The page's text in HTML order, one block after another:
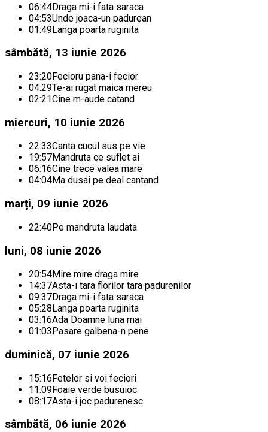
06:44Draga mi-i fata saraca
04:53Unde joaca-un padurean
01:49Langa poarta ruginita
sâmbătă, 13 iunie 2026
23:20Fecioru pana-i fecior
04:29Te-ai rugat maica mereu
02:21Cine m-aude catand
miercuri, 10 iunie 2026
22:33Canta cucul sus pe vie
19:57Mandruta ce suflet ai
06:16Cine trece valea mare
04:04Ma dusai pe deal cantand
marți, 09 iunie 2026
22:40Pe mandruta laudata
luni, 08 iunie 2026
20:54Mire mire draga mire
14:37Asta-i tara florilor tara padurenilor
09:37Draga mi-i fata saraca
05:28 Langa poarta ruginita
03:16Ada Doamne luna mai
01:03 Pasare galbena-n pene
duminică, 07 iunie 2026
15:16Fetelor si voi feciori
11:09Foaie verde busuioc
08:17Asta-i joc padurenesc
sâmbătă, 06 iunie 2026